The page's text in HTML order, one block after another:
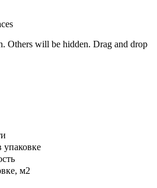
Others will be hidden. Drag and drop
упаковке
м2